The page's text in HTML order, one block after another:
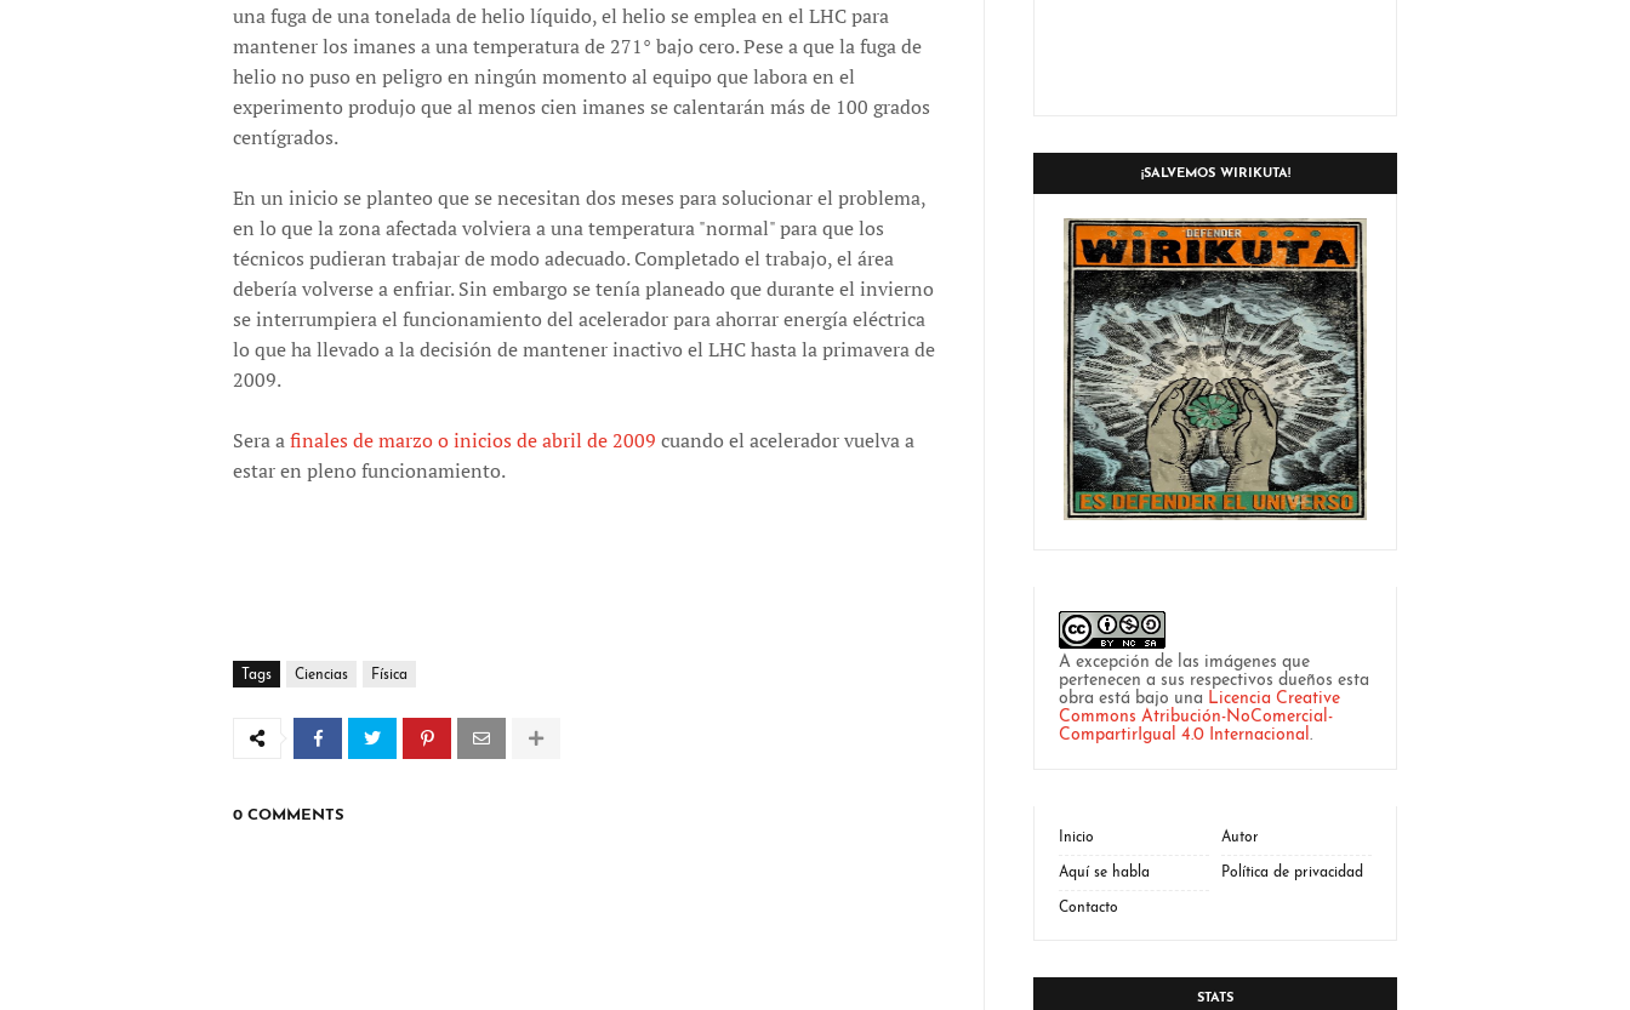
una fuga de una tonelada de helio líquido, el helio se emplea en el LHC para
mantener los imanes a una temperatura de 271° bajo cero. Pese a que la fuga de
helio no puso en peligro en ningún momento al equipo que labora en el
experimento produjo que al menos cien imanes se calentarán más de 100 grados
centígrados.
En un inicio se planteo que se necesitan dos meses para solucionar el problema,
en lo que la zona afectada volviera a una temperatura "normal" para que los
técnicos pudieran trabajar de modo adecuado. Completado el trabajo, el área
debería volverse a enfriar. Sin embargo se tenía planeado que durante el invierno
se interrumpiera el funcionamiento del acelerador para ahorrar energía eléctrica
lo que ha llevado a la decisión de mantener inactivo el LHC hasta la primavera de
2009.
Sera afinales de marzo o inicios de abril de 2009 cuando el acelerador vuelva a
estar en pleno funcionamiento.
Tags Ciencias Física
0 COMMENTS
¡SALVEMOS WIRIKUTA!
A excepción de las imágenes que
pertenecen a sus respectivos dueños esta
obra está bajo una Licencia Creative
Commons Atribución-NoComercial-
CompartirIgual 4.0 Internacional.
Inicio Autor
Aquí se habla Política de privacidad
Contacto
STATS